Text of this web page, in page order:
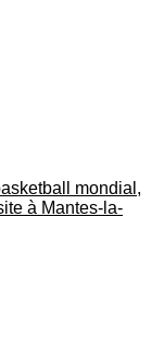
mondial,
à Mantes-la-